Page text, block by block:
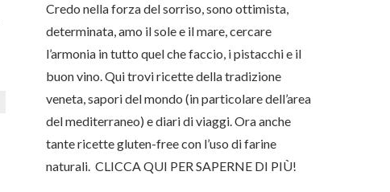
Credo nella forza del sorriso, sono ottimista,
determinata, amo il sole e il mare, cercare
l’armonia in tutto quel che faccio, i pistacchi e il
buon vino. Qui trovi ricette della tradizione
veneta, sapori del mondo (in particolare dell’area
del mediterraneo) e diari di viaggi. Ora anche
tante ricette gluten-free con l’uso di farine
naturali. CLICCA QUI PER SAPERNE DI PIÙ!